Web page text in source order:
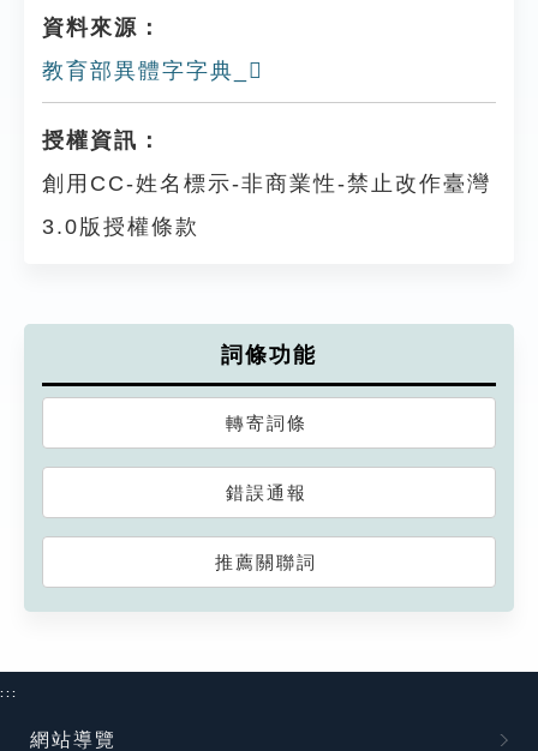
資料來源：
教育部異體字字典_𠮋
授權資訊：
創用CC-姓名標示-非商業性-禁止改作臺灣
3.0版授權條款
詞條功能
轉寄詞條
錯誤通報
推薦關聯詞
:::
網站導覽